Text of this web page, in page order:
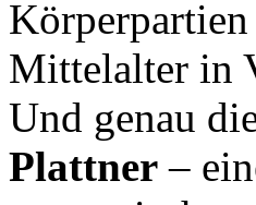
Mittelalter in
Und genau
Plattner –